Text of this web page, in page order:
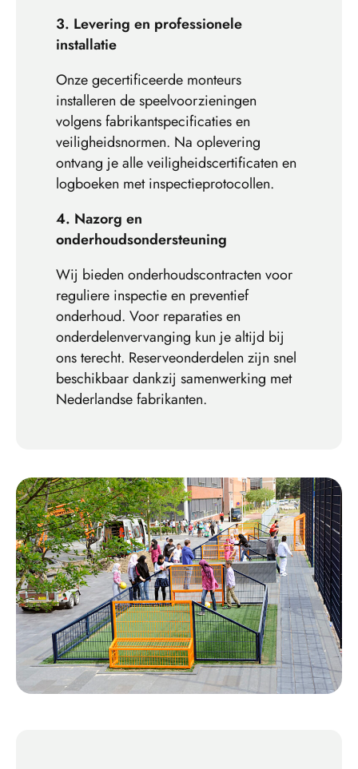
3. Levering en professionele
installatie
Onze gecertificeerde monteurs
installeren de speelvoorzieningen
volgens fabrikantspecificaties en
veiligheidsnormen. Na oplevering
ontvang je alle veiligheidscertificaten en
logboeken met inspectieprotocollen.
4. Nazorg en
onderhoudsondersteuning
Wij bieden onderhoudscontracten voor
reguliere inspectie en preventief
onderhoud. Voor reparaties en
onderdelenvervanging kun je altijd bij
ons terecht. Reserveonderdelen zijn snel
beschikbaar dankzij samenwerking met
Nederlandse fabrikanten.